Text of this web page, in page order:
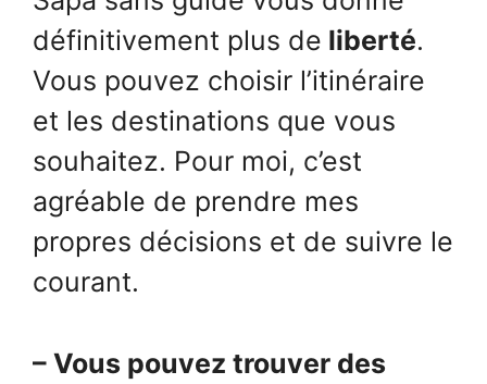
définitivement plus de liberté.
Vous pouvez choisir l’itinéraire
et les destinations que vous
souhaitez. Pour moi, c’est
agréable de prendre mes
propres décisions et de suivre le
courant.
– Vous pouvez trouver des